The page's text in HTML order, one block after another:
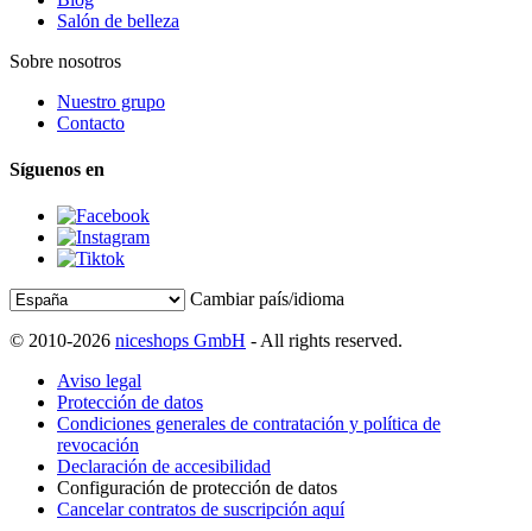
Salón de belleza
Sobre nosotros
Nuestro grupo
Contacto
Síguenos en
Cambiar país/idioma
© 2010-2026 niceshops GmbH - All rights reserved.
Aviso legal
Protección de datos
Condiciones generales de contratación y política de
revocación
Declaración de accesibilidad
Configuración de protección de datos
Cancelar contratos de suscripción aquí